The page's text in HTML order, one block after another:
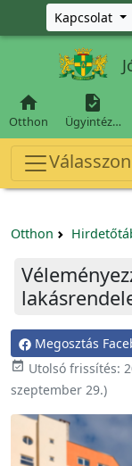
Ugrás a főKapcsolat

Otthon

Ügyintéz…
Otthon
Megosztás
 Utolsó frissítés:
szeptember 29.)